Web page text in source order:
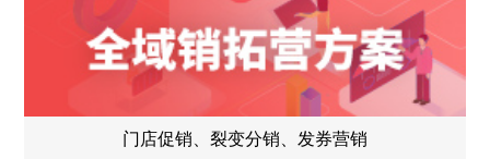
门店促销、裂变分销、发券营销